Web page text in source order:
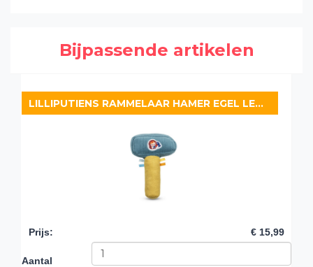
Bijpassende artikelen
LILLIPUTIENS RAMMELAAR HAMER EGEL LEON
Prijs: € 15,99
Aantal